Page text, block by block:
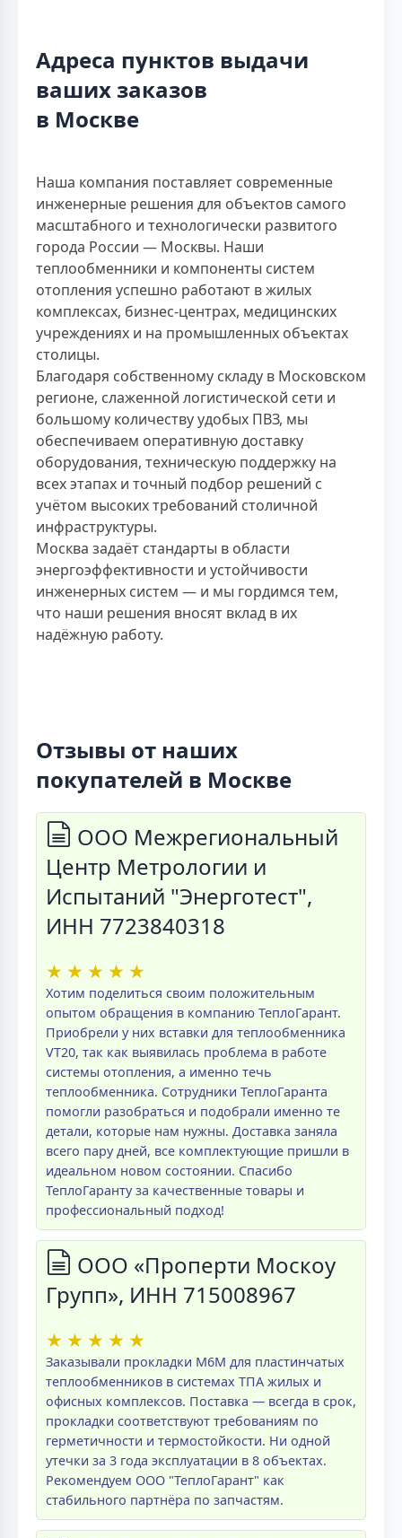
Адреса пунктов выдачи
ваших заказов
в Москве
Наша компания поставляет современные
инженерные решения для объектов самого
масштабного и технологически развитого
города России — Москвы. Наши
теплообменники и компоненты систем
отопления успешно работают в жилых
комплексах, бизнес-центрах, медицинских
учреждениях и на промышленных объектах
столицы.
Благодаря собственному складу в Московском
регионе, слаженной логистической сети и
большому количеству удобых ПВЗ, мы
обеспечиваем оперативную доставку
оборудования, техническую поддержку на
всех этапах и точный подбор решений с
учётом высоких требований столичной
инфраструктуры.
Москва задаёт стандарты в области
энергоэффективности и устойчивости
инженерных систем — и мы гордимся тем,
что наши решения вносят вклад в их
надёжную работу.
Отзывы от наших
покупателей в Москве
ООО Межрегиональный
Центр Метрологии и
Испытаний "Энерготест",
ИНН 7723840318
★ ★ ★ ★ ★
Хотим поделиться своим положительным
опытом обращения в компанию ТеплоГарант.
Приобрели у них вставки для теплообменника
VT20, так как выявилась проблема в работе
системы отопления, а именно течь
теплообменника. Сотрудники ТеплоГаранта
помогли разобраться и подобрали именно те
детали, которые нам нужны. Доставка заняла
всего пару дней, все комплектующие пришли в
идеальном новом состоянии. Спасибо
ТеплоГаранту за качественные товары и
профессиональный подход!
ООО «Проперти Москоу
Групп», ИНН 715008967
★ ★ ★ ★ ★
Заказывали прокладки M6M для пластинчатых
теплообменников в системах ТПА жилых и
офисных комплексов. Поставка — всегда в срок,
прокладки соответствуют требованиям по
герметичности и термостойкости. Ни одной
утечки за 3 года эксплуатации в 8 объектах.
Рекомендуем ООО "ТеплоГарант" как
стабильного партнёра по запчастям.